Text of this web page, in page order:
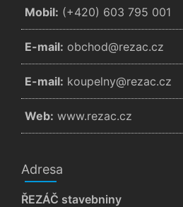
Mobil: (+420) 603 795 001
E-mail: zc.cazer@dohcbo
E-mail: zc.cazer@ynlepuok
Web: www.rezac.cz
Adresa
ŘEZÁČ stavebniny